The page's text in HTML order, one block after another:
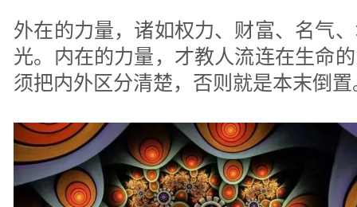
外在的力量，诸如权力、财富、名气
光。内在的力量，才教人流连在生命
须把内外区分清楚，否则就是本末倒置